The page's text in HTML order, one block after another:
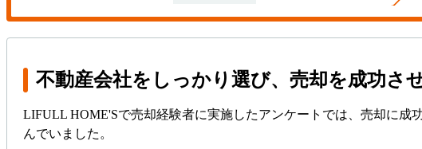
不動産会社をしっかり選び、売却を成功さ
LIFULL HOME'Sで売却経験者に実施したアンケートでは、売却に
んでいました。